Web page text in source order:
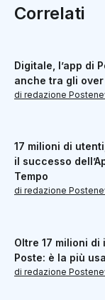
Correlati
Digitale, l’app di
anche tra gli
di redazione
17 milioni di
il successo
Tempo
di redazione
Oltre 17 milioni di
Poste: è la più
di redazione